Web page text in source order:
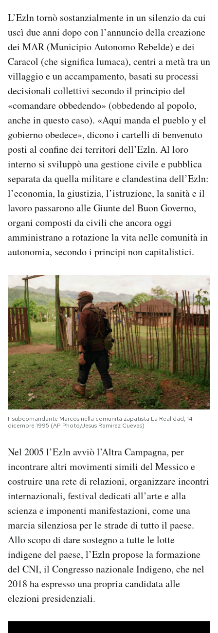
L’Ezln tornò sostanzialmente in un silenzio da cui
uscì due anni dopo con l’annuncio della creazione
dei MAR (Municipio Autonomo Rebelde) e dei
Caracol (che significa lumaca), centri a metà tra un
villaggio e un accampamento, basati su processi
decisionali collettivi secondo il principio del
«comandare obbedendo» (obbedendo al popolo,
anche in questo caso). «Aqui manda el pueblo y el
gobierno obedece», dicono i cartelli di benvenuto
posti al confine dei territori dell’Ezln. Al loro
interno si sviluppò una gestione civile e pubblica
separata da quella militare e clandestina dell’Ezln:
l’economia, la giustizia, l’istruzione, la sanità e il
lavoro passarono alle Giunte del Buon Governo,
organi composti da civili che ancora oggi
amministrano a rotazione la vita nelle comunità in
autonomia, secondo i principi non capitalistici.
Il subcomandante Marcos nella comunità zapatista La Realidad, 14
dicembre 1995 (AP Photo/Jesus Ramirez Cuevas)
Nel 2005 l’Ezln avviò l’Altra Campagna, per
incontrare altri movimenti simili del Messico e
costruire una rete di relazioni, organizzare incontri
internazionali, festival dedicati all’arte e alla
scienza e imponenti manifestazioni, come una
marcia silenziosa per le strade di tutto il paese.
Allo scopo di dare sostegno a tutte le lotte
indigene del paese, l’Ezln propose la formazione
del CNI, il Congresso nazionale Indigeno, che nel
2018 ha espresso una propria candidata alle
elezioni presidenziali.